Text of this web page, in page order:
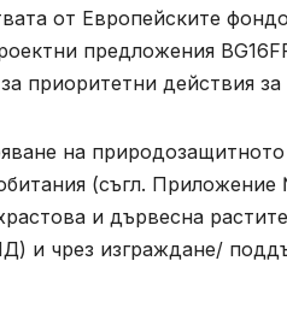
от Европейските
предложения
приоритетни действия
на
(съгл. Приложение
и дървесна
и чрез изграждане/